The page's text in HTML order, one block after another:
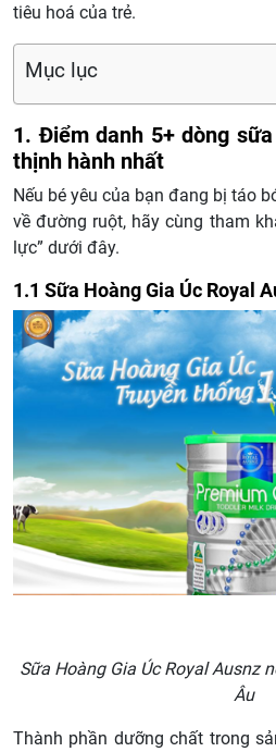
tiêu hoá của trẻ.
Mục lục
1. Điểm danh 5+ dòng
thịnh hành nhất
Nếu bé yêu của bạn đang bị táo
về đường ruột, hãy cùng tham
lực” dưới đây.
1.1 Sữa Hoàng Gia Úc Royal
Sữa Hoàng Gia Úc Royal Ausnz
Âu
Thành phần dưỡng chất trong